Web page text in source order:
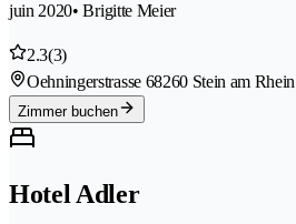
juin 2020• Brigitte Meier
2.3(3)
Oehningerstrasse 68260 Stein am Rhein
Zimmer buchen
Hotel Adler